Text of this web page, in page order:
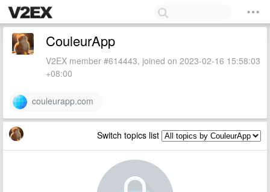
CouleurApp
V2EX member #614443, joined on 2023-02-16 15:58:03
+08:00
couleurapp.com
Switch topics list